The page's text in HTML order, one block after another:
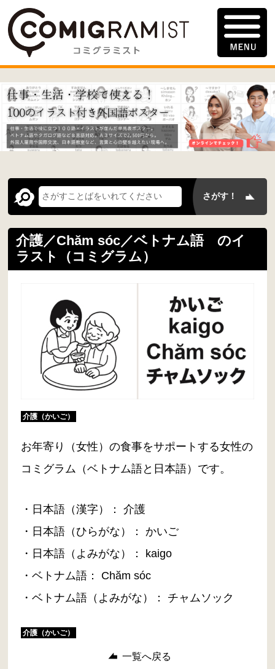
介護／Chăm sóc／ベトナム語 のイ
ラスト（コミグラム）
介護（かいご）
お年寄り（女性）の食事をサポートする女性の
コミグラム（ベトナム語と日本語）です。
・日本語（漢字）： 介護
・日本語（ひらがな）： かいご
・日本語（よみがな）： kaigo
・ベトナム語： Chăm sóc
・ベトナム語（よみがな）： チャムソック
介護（かいご）
一覧へ戻る